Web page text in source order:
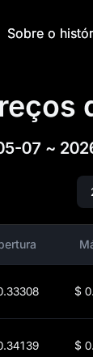
Sobre o
07 ~
$
$